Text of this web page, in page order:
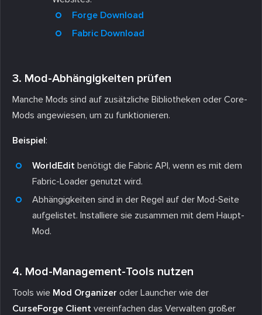
Forge Download
Fabric Download
3. Mod-Abhängigkeiten prüfen
Manche Mods sind auf zusätzliche Bibliotheken oder Core-
Mods angewiesen, um zu funktionieren.
Beispiel:
WorldEdit benötigt die Fabric API, wenn es mit dem
Fabric-Loader genutzt wird.
Abhängigkeiten sind in der Regel auf der Mod-Seite
aufgelistet. Installiere sie zusammen mit dem Haupt-
Mod.
4. Mod-Management-Tools nutzen
Tools wie Mod Organizer oder Launcher wie der
CurseForge Client vereinfachen das Verwalten großer